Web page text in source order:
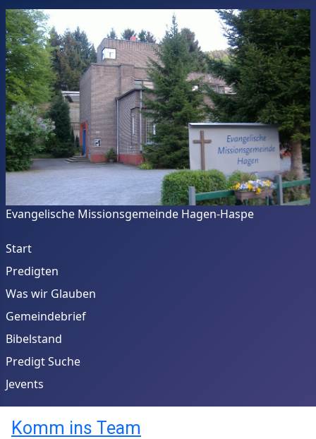
Evangelische Missionsgemeinde Hagen-Haspe
Start
Predigten
Was wir Glauben
Gemeindebrief
Bibelstand
Predigt Suche
Jevents
Komm ins Team